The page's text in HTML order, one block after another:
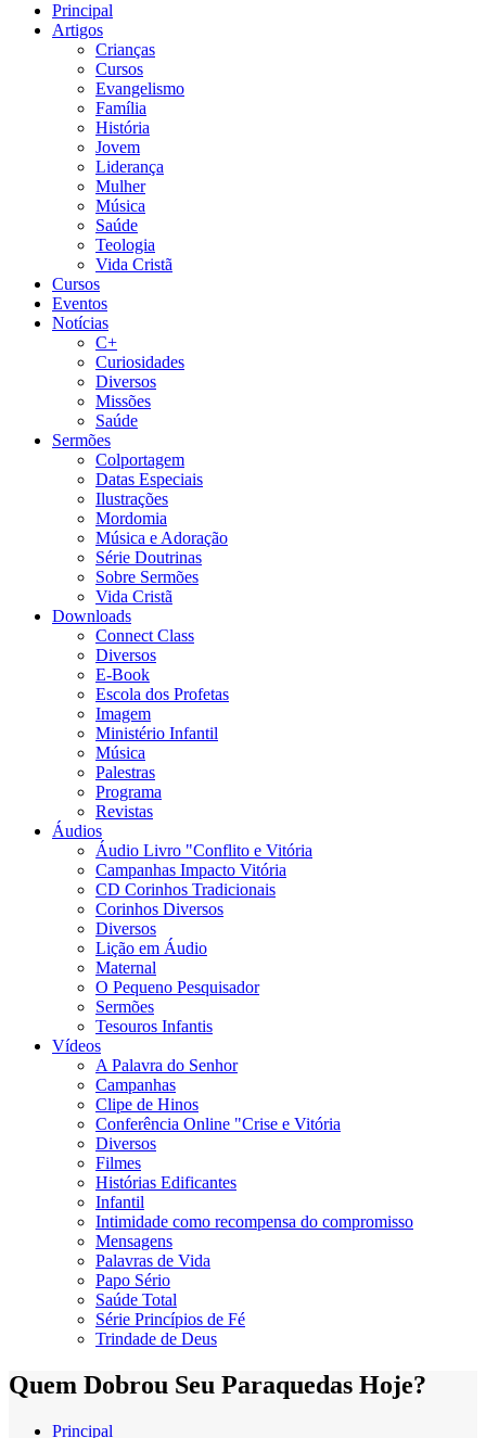
Principal
Artigos
Crianças
Cursos
Evangelismo
Família
História
Jovem
Liderança
Mulher
Música
Saúde
Teologia
Vida Cristã
Cursos
Eventos
Notícias
C+
Curiosidades
Diversos
Missões
Saúde
Sermões
Colportagem
Datas Especiais
Ilustrações
Mordomia
Música e Adoração
Série Doutrinas
Sobre Sermões
Vida Cristã
Downloads
Connect Class
Diversos
E-Book
Escola dos Profetas
Imagem
Ministério Infantil
Música
Palestras
Programa
Revistas
Áudios
Áudio Livro "Conflito e Vitória
Campanhas Impacto Vitória
CD Corinhos Tradicionais
Corinhos Diversos
Diversos
Lição em Áudio
Maternal
O Pequeno Pesquisador
Sermões
Tesouros Infantis
Vídeos
A Palavra do Senhor
Campanhas
Clipe de Hinos
Conferência Online "Crise e Vitória
Diversos
Filmes
Histórias Edificantes
Infantil
Intimidade como recompensa do compromisso
Mensagens
Palavras de Vida
Papo Sério
Saúde Total
Série Princípios de Fé
Trindade de Deus
Quem Dobrou Seu Paraquedas Hoje?
Principal